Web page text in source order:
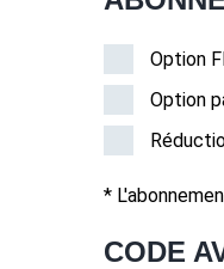
Option
Option
*
CODE